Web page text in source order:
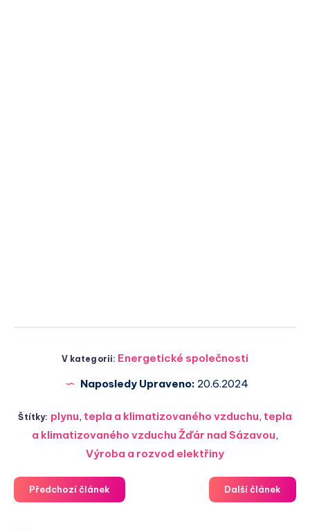
V kategorii: Energetické společnosti
Naposledy Upraveno: 20.6.2024
Štítky: plynu, tepla a klimatizovaného vzduchu, tepla
a klimatizovaného vzduchu Žďár nad Sázavou,
Výroba a rozvod elektřiny
Předchozí článek Další článek